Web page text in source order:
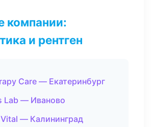
компании:
и рентген
Care — Екатеринбург
Lab — Иваново
— Калининград